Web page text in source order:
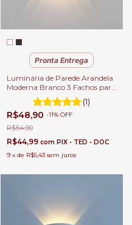
Pronta Entrega
Luminária de Parede Arandela
Moderna Branco 3 Fachos para
Área Externa de Casas
(1)
R$48,90 -11% OFF
R$54,90
R$44,99 com PIX • TED • DOC
9 x de R$5,43 sem juros